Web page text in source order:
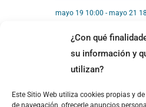
¿Con qué
su información y
utilizan?
Este Sitio Web utiliza cookies propias y
de navegación, ofrecerle anuncios
mayo 19 10:00 - mayo 21
Aeropuerto 722,
Día anterior